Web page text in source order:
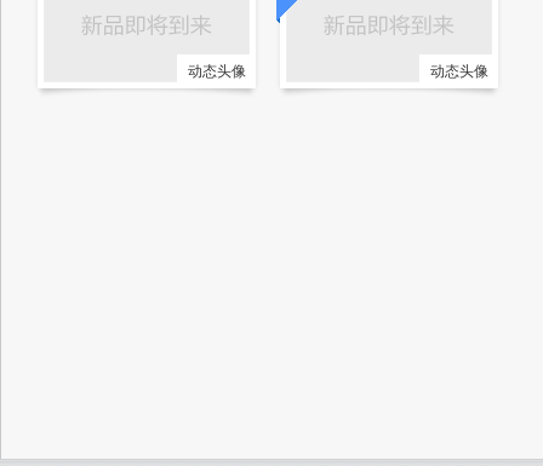
动态头像 动态头像